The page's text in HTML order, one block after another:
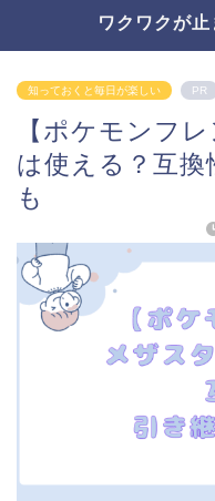
ワクワクが
知っておくと毎日が楽しい PR
【ポケモンフ
は使える？互
も